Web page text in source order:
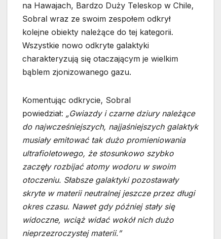
na Hawajach, Bardzo Duży Teleskop w Chile,
Sobral wraz ze swoim zespołem odkrył
kolejne obiekty należące do tej kategorii.
Wszystkie nowo odkryte galaktyki
charakteryzują się otaczającym je wielkim
bąblem zjonizowanego gazu.
Komentując odkrycie, Sobral
powiedział: „Gwiazdy i czarne dziury należące
do najwcześniejszych, najjaśniejszych galaktyk
musiały emitować tak dużo promieniowania
ultrafioletowego, że stosunkowo szybko
zaczęły rozbijać atomy wodoru w swoim
otoczeniu. Słabsze galaktyki pozostawały
skryte w materii neutralnej jeszcze przez długi
okres czasu. Nawet gdy później stały się
widoczne, wciąż widać wokół nich dużo
nieprzezroczystej materii.”